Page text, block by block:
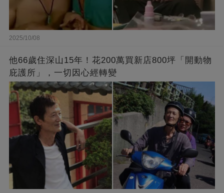
2025/10/08
他66歲住深山15年！花200萬買新店800坪「開動物
庇護所」，一切因心經轉變